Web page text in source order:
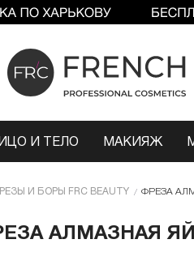
И ТЕЛО МАКИЯЖ
И БОРЫ FRC BEAUTY ФРЕЗА
АЛМАЗНАЯ